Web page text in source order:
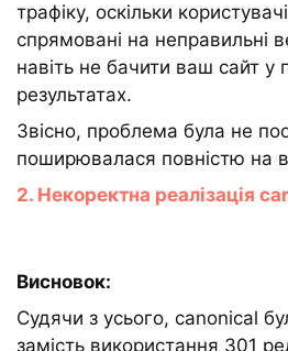
трафіку, оскільки
спрямовані на неправильні
навіть не бачити ваш сайт у
результатах.
Звісно, проблема була не
поширювалася повністю на
2. Некоректна реалізація
Висновок:
Судячи з усього, canonical
замість використання 301